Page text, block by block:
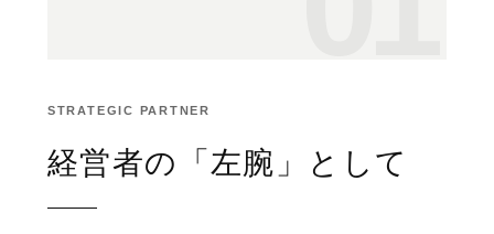
STRATEGIC PARTNER
経営者の「左腕」として